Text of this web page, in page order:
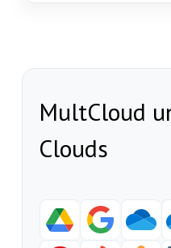
MultCloud
Clouds